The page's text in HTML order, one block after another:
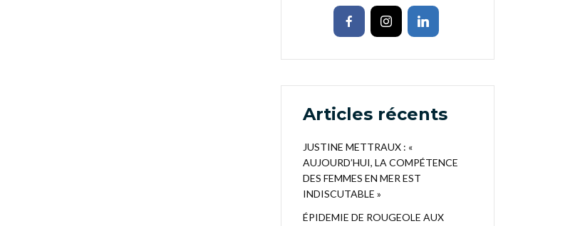
Articles récents
JUSTINE METTRAUX : «
AUJOURD’HUI, LA COMPÉTENCE
DES FEMMES EN MER EST
INDISCUTABLE »
ÉPIDEMIE DE ROUGEOLE AUX